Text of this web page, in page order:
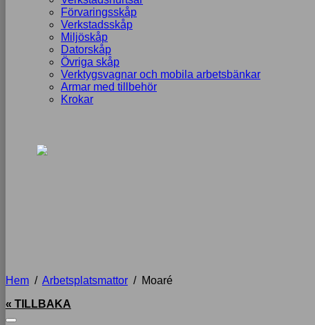
Förvaringsskåp
Verkstadsskåp
Miljöskåp
Datorskåp
Övriga skåp
Verktygsvagnar och mobila arbetsbänkar
Armar med tillbehör
Krokar
Hem / Arbetsplatsmattor / Moaré
« TILLBAKA